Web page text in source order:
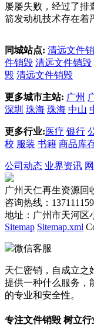
屡屡失败，经过了排
箭发动机技术存在着
同城站点: 清远文件
件销毁 清远文件销毁
毁 清远文件销毁
更多城市主站: 广州
深圳 珠海 珠海 中山
更多行业:医疗 银行
校 服装 书籍 商品库
公司动态 业界资讯
广州天仁再生资源回
咨询热线：
地址：广州市天河区
Sitemap Sitemap.xml
微信客服
天仁密销，自成立之
提供一种什么服务，
的专业和安全性。
专注文件销毁 树立行